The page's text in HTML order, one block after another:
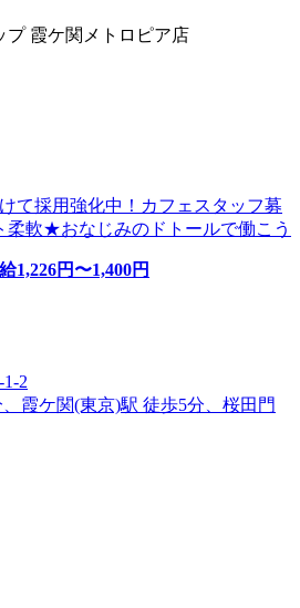
プ 霞ケ関メトロピア店
て採用強化中！カフェスタッフ募
柔軟★おなじみのドトールで働こう
1,226円〜1,400円
2
霞ケ関(東京)駅 徒歩5分、桜田門